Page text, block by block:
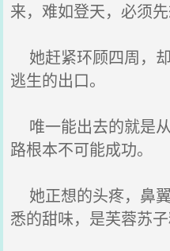
来，难如登天，必须先
她赶紧环顾四周，
逃生的出口。
唯一能出去的就是
路根本不可能成功。
她正想的头疼，鼻
悉的甜味，是芙蓉苏子